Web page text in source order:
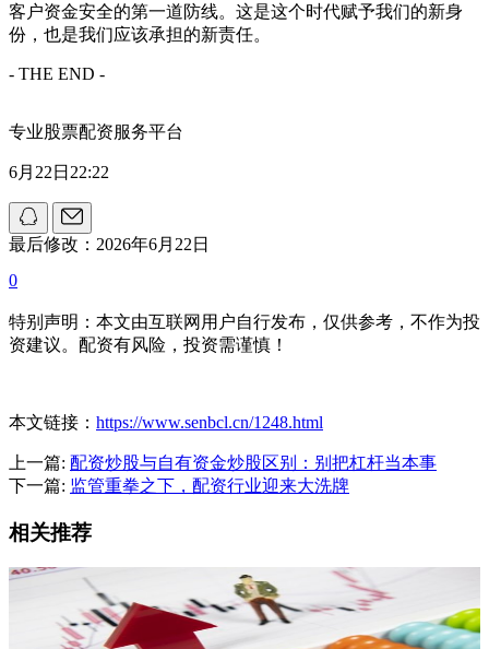
客户资金安全的第一道防线。这是这个时代赋予我们的新身
份，也是我们应该承担的新责任。
- THE END -
专业股票配资服务平台
6月22日22:22
最后修改：2026年6月22日
0
特别声明：本文由互联网用户自行发布，仅供参考，不作为投
资建议。配资有风险，投资需谨慎！
本文链接： https://www.senbcl.cn/1248.html
上一篇: 配资炒股与自有资金炒股区别：别把杠杆当本事
下一篇: 监管重拳之下，配资行业迎来大洗牌
相关推荐